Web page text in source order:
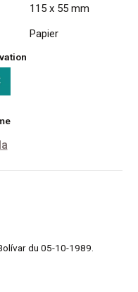
115 x 55 mm
Papier
du 05-10-1989.